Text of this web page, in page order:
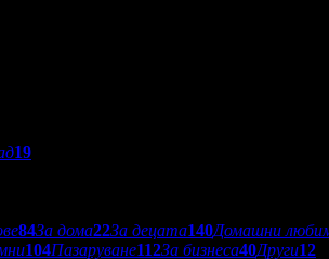
19
84За дома22За децата140Домашни
104Пазаруване112За бизнеса40Други12